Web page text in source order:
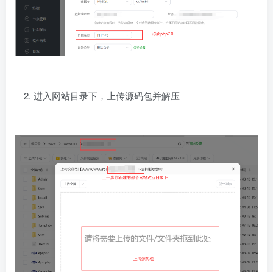
进入网站目录下，上传源码包并解压